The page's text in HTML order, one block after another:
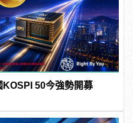
50今強勢開募